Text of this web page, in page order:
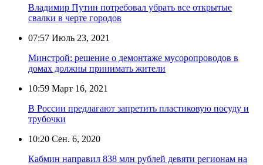
Владимир Путин потребовал убрать все открытые
свалки в черте городов
07:57 Июль 23, 2021
Минстрой: решение о демонтаже мусоропроводов в
домах должны принимать жители
10:59 Март 16, 2021
В России предлагают запретить пластиковую посуду и
трубочки
10:20 Сен. 6, 2020
Кабмин направил 838 млн рублей девяти регионам на